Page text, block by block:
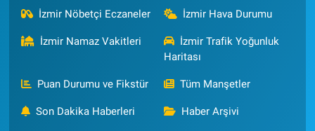
İzmir Nöbetçi Eczaneler İzmir Hava Durumu
İzmir Namaz Vakitleri
İzmir Trafik Yoğunluk
Haritası
Puan Durumu ve Fikstür Tüm Manşetler
Son Dakika Haberleri Haber Arşivi